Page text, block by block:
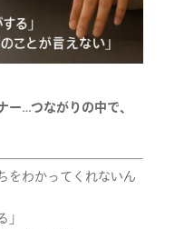
…つながりの中で、
をわかってくれないん